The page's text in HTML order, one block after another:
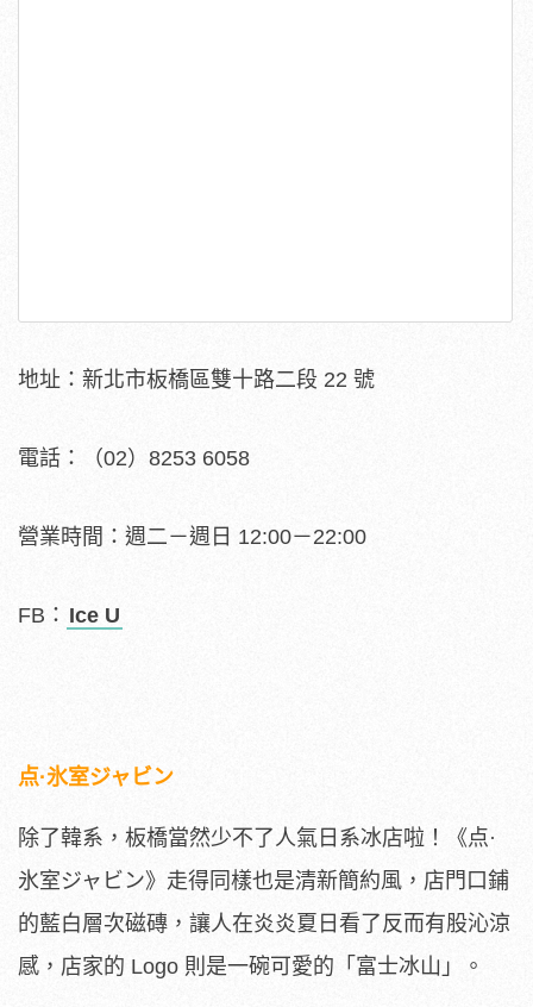
地址：新北市板橋區雙十路二段 22 號
電話：（02）8253 6058
營業時間：週二－週日 12:00－22:00
FB： Ice U
点·氷室ジャビン
除了韓系，板橋當然少不了人氣日系冰店啦！《点·
氷室ジャビン》走得同樣也是清新簡約風，店門口鋪
的藍白層次磁磚，讓人在炎炎夏日看了反而有股沁涼
感，店家的 Logo 則是一碗可愛的「富士冰山」。